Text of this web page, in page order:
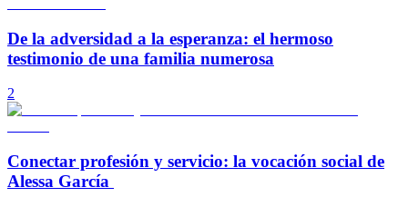
De la adversidad a la esperanza: el hermoso
testimonio de una familia numerosa
2
Conectar profesión y servicio: la vocación social de
Alessa García